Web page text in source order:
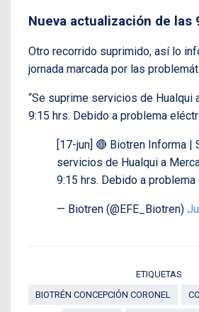
Nueva actualización de las
Otro recorrido suprimido, así lo
jornada marcada por las
“Se suprime servicios de Hualqui
9:15 hrs. Debido a problema
[17-jun] 🔴 Biotren Informa |
servicios de Hualqui a
9:15 hrs. Debido a problema
— Biotren (@EFE_Biotren)
ETIQUETAS
BIOTRÉN CONCEPCIÓN CORONEL